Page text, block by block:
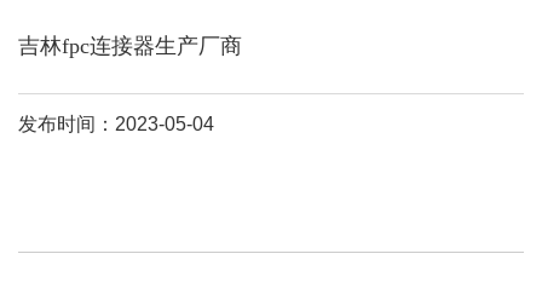
吉林fpc连接器生产厂商
发布时间：2023-05-04